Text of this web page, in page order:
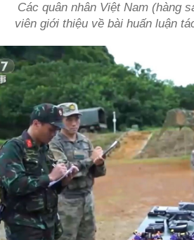
Các quân nhân Việt Nam (hàng
viên giới thiệu về bài huấn luận